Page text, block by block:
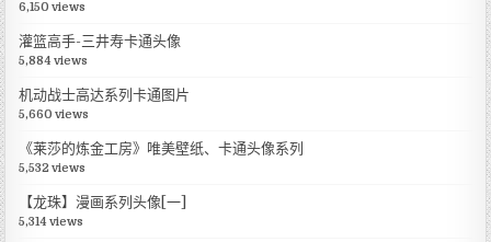
6,150 views
灌篮高手-三井寿卡通头像
5,884 views
机动战士高达系列卡通图片
5,660 views
《莱莎的炼金工房》唯美壁纸、卡通头像系列
5,532 views
【龙珠】漫画系列头像[一]
5,314 views